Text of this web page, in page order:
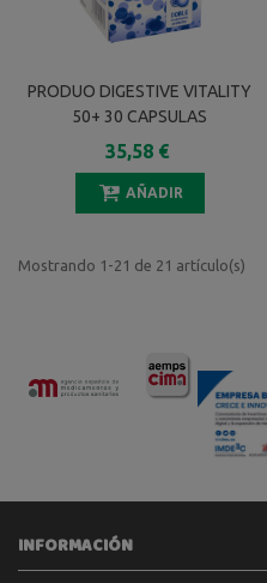
PRODUO DIGESTIVE VITALITY
50+ 30 CAPSULAS
35,58 €
AÑADIR
Mostrando 1-21 de 21 artículo(s)
INFORMACIÓN